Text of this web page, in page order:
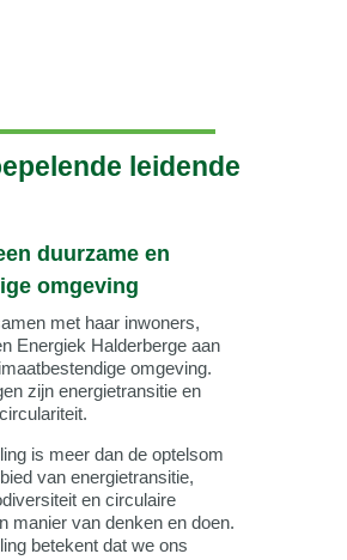
leidende
duurzame en
omgeving
met haar inwoners,
Energiek Halderberge aan
omgeving.
zijn energietransitie en
is meer dan de optelsom
van energietransitie,
en circulaire
manier van denken en doen.
betekent dat we ons